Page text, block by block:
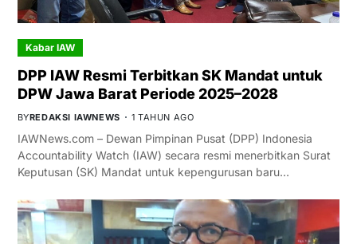
Kabar IAW
DPP IAW Resmi Terbitkan SK Mandat untuk
DPW Jawa Barat Periode 2025–2028
BYREDAKSI IAWNEWS 1 TAHUN AGO
IAWNews.com – Dewan Pimpinan Pusat (DPP) Indonesia
Accountability Watch (IAW) secara resmi menerbitkan Surat
Keputusan (SK) Mandat untuk kepengurusan baru…